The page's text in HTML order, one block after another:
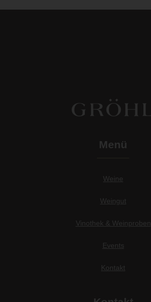
Menü
Weine
Weingut
Vinothek & Weinproben
Events
Kontakt